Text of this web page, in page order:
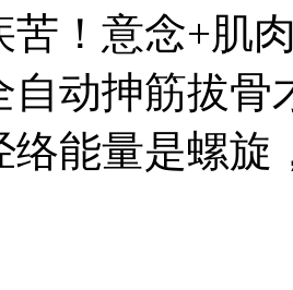
苦！意念+肌
自动抻筋拔
络能量是螺